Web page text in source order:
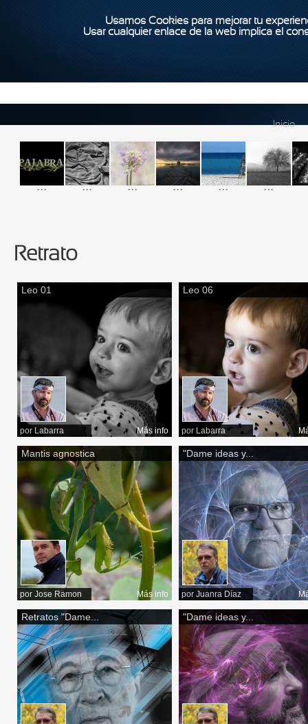
Usamos Cookies para mejorar tu
Usar cualquier enlace de la web implica el
Inicio
... ... ... ... ... ...
Retrato
Leo 01
por Labarra Más info
Leo 06
por Labarra
Mantis agnostica
por Jose Ramon Más info
"Dame ideas y...
por Juanra Díaz
Retratos "Dame... "Dame ideas y...
Páginas